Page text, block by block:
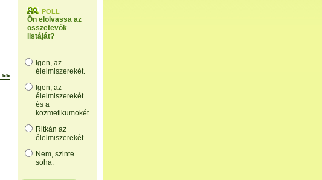
POLL
Ön elolvassa az
összetevők
listáját?
Igen, az
élelmiszerekét.
Igen, az
élelmiszerekét
és a
kozmetikumokét.
Ritkán az
élelmiszerekét.
Nem, szinte
soha.
>>